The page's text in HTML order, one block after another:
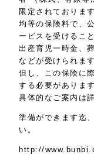
限定されておりま
均等の保険料で、
ービスを受けるこ
出産育児一時金、
などが受けられます
但し、この保険に
する必要がありま
具体的なご案内は
準備ができます迄
い。
http://